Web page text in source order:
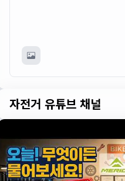
자전거 유튜브 채널